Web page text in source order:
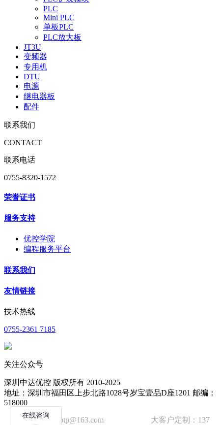
PLC
Mini PLC
单板PLC
PLC放大板
JT3U
变频器
专用机
DTU
电源
继电器板
配件
联系我们
CONTACT
联系电话
0755-8320-1572
荣誉证书
服务支持
优控学院
编程服务平台
联系我们
友情链接
技术热线
0755-2361 7185
关注公众号
深圳中达优控 版权所有 2010-2025
地址：深圳市福田区上步北路1028号岁宝壹品D座1201 邮编：
518000
技术邮箱：wzbtp@163.com 大客户定制：137